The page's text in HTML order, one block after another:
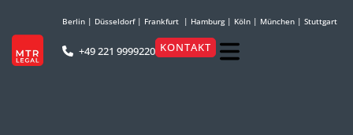
Berlin | Düsseldorf| Frankfurt | Hamburg| Köln | München | Stuttgart
+49 221 9999220 KONTAKT